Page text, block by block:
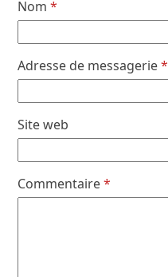
Nom*
Adresse de messagerie*
Site web
Commentaire*